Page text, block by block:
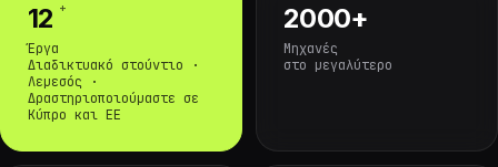
12 +
Έργα
Διαδικτυακό στούντιο ·
Λεμεσός ·
Δραστηριοποιούμαστε σε
Κύπρο και ΕΕ
2000+
Μηχανές
στο μεγαλύτερο